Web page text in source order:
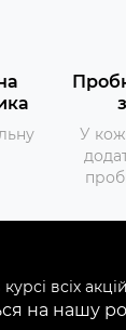
У
всіх
на нашу